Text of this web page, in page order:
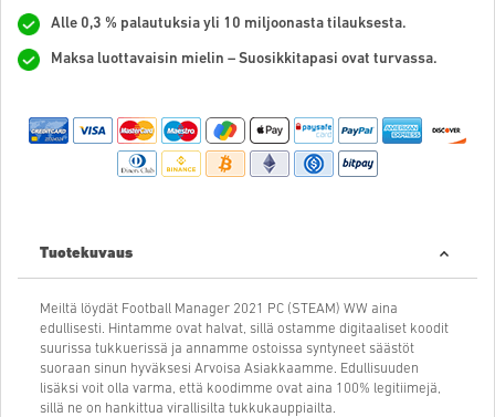
Alle 0,3 % palautuksia yli 10 miljoonasta tilauksesta.
Maksa luottavaisin mielin – Suosikkitapasi ovat turvassa.
Tuotekuvaus
Meiltä löydät Football Manager 2021 PC (STEAM) WW aina
edullisesti. Hintamme ovat halvat, sillä ostamme digitaaliset koodit
suurissa tukkuerissä ja annamme ostoissa syntyneet säästöt
suoraan sinun hyväksesi Arvoisa Asiakkaamme. Edullisuuden
lisäksi voit olla varma, että koodimme ovat aina 100% legitiimejä,
sillä ne on hankittua virallisilta tukkukauppiailta.